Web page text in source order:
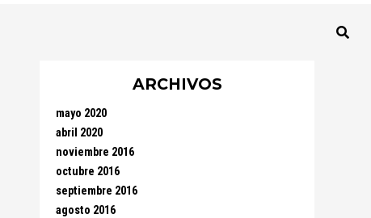
ARCHIVOS
mayo 2020
abril 2020
noviembre 2016
octubre 2016
septiembre 2016
agosto 2016